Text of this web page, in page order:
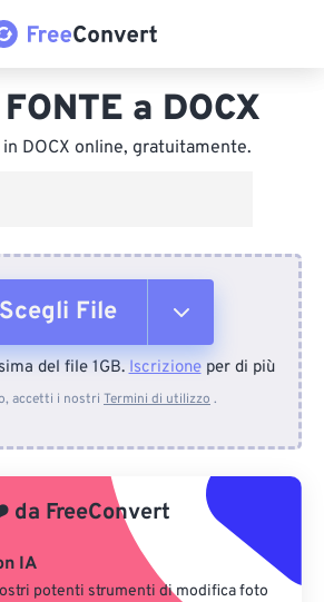
a DOCX
DOCX online, gratuitamente.
Scegli File
Dal dispositivo
Da Google Drive
del file 1GB.Iscrizioneper di più
accetti i nostri Termini di utilizzo .
da FreeConvert
IA
potenti strumenti di modifica foto